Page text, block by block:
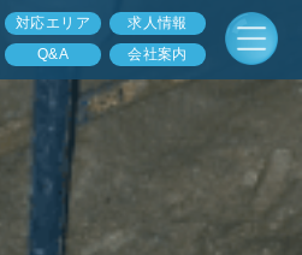
対応エリア
Q&A
求人情報
会社案内